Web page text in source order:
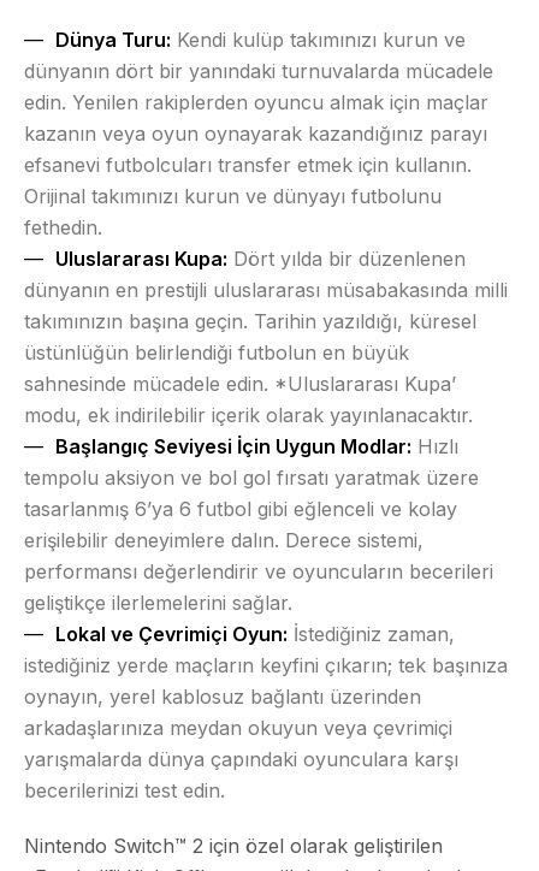
Dünya Turu: Kendi kulüp takımınızı kurun ve
dünyanın dört bir yanındaki turnuvalarda mücadele
edin. Yenilen rakiplerden oyuncu almak için maçlar
kazanın veya oyun oynayarak kazandığınız parayı
efsanevi futbolcuları transfer etmek için kullanın.
Orijinal takımınızı kurun ve dünyayı futbolunu
fethedin.
Uluslararası Kupa: Dört yılda bir düzenlenen
dünyanın en prestijli uluslararası müsabakasında milli
takımınızın başına geçin. Tarihin yazıldığı, küresel
üstünlüğün belirlendiği futbolun en büyük
sahnesinde mücadele edin. *Uluslararası Kupa’
modu, ek indirilebilir içerik olarak yayınlanacaktır.
Başlangıç Seviyesi İçin Uygun Modlar: Hızlı
tempolu aksiyon ve bol gol fırsatı yaratmak üzere
tasarlanmış 6’ya 6 futbol gibi eğlenceli ve kolay
erişilebilir deneyimlere dalın. Derece sistemi,
performansı değerlendirir ve oyuncuların becerileri
geliştikçe ilerlemelerini sağlar.
Lokal ve Çevrimiçi Oyun: İstediğiniz zaman,
istediğiniz yerde maçların keyfini çıkarın; tek başınıza
oynayın, yerel kablosuz bağlantı üzerinden
arkadaşlarınıza meydan okuyun veya çevrimiçi
yarışmalarda dünya çapındaki oyunculara karşı
becerilerinizi test edin.
Nintendo Switch™ 2 için özel olarak geliştirilen